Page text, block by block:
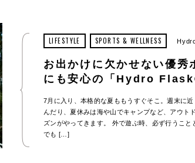
LIFESTYLE SPORTS & WELLNESS
お出かけに欠かせない優秀
にも安心の「Hydro
7月に入り、本格的な夏ももうすぐそこ。週末に
んだり、夏休みは海や山でキャンプなど、アウト
ズンがやってきます。 外で遊ぶ時、必ず行うこと
でも […]